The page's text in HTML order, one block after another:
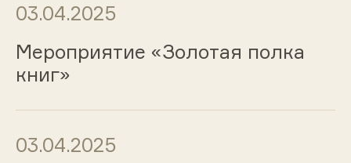
03.04.2025
Мероприятие «Золотая полка
книг»
03.04.2025